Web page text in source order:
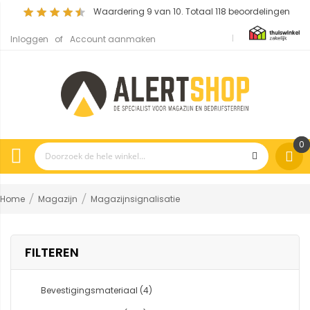
Waardering 9 van 10. Totaal 118 beoordelingen
Inloggen Account aanmaken
0
Home Magazijn Magazijnsignalisatie
FILTEREN
Bevestigingsmateriaal (4)